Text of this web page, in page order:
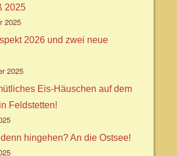
2025
2025
2026 und zwei neue
2025
Eis-Häuschen auf dem
Feldstetten!
hingehen? An die Ostsee!